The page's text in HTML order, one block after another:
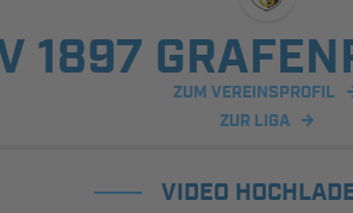
1897
ZUM VEREINSPROFIL
ZUR LIGA
VIDEO